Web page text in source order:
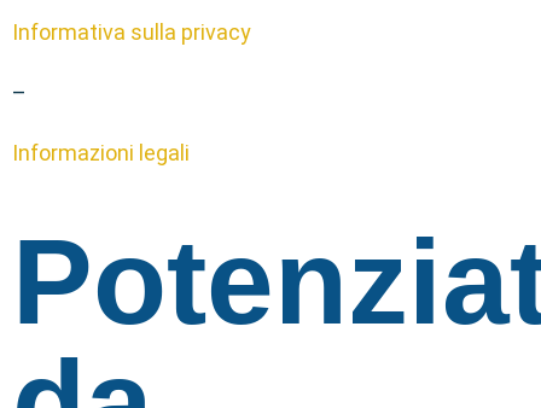
Informativa sulla privacy
–
Informazioni legali